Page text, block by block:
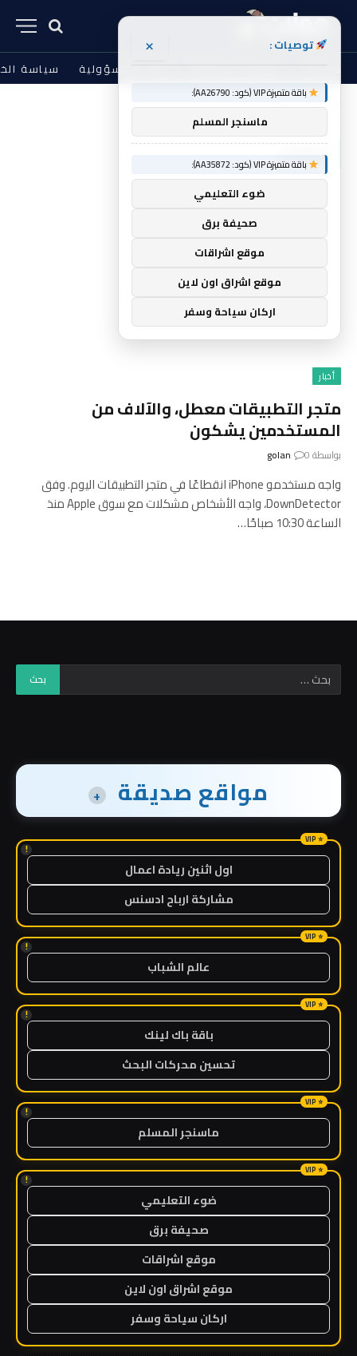
من نحن الشروط والأحكام إخلاء المسؤولية سياسة
الرئيسية » والآلاف
والآلاف
أخبار
متجر التطبيقات معطل، والآلاف من
المستخدمين يشكون
بواسطة golan 0
واجه مستخدمو iPhone انقطاعًا في متجر التطبيقات اليوم. وفق
DownDetector، واجه الأشخاص مشكلات مع سوق Apple منذ
الساعة 10:30 صباحًا…
مواقع صديقة +
!
اول اثنين ريادة اعمال
مشاركة ارباح ادسنس
!
عالم الشباب
!
باقة باك لينك
تحسين محركات البحث
!
ماسنجر المسلم
!
ضوء التعليمي
صحيفة برق
موقع اشراقات
موقع اشراق اون لاين
اركان سياحة وسفر
توصيات : ×
باقة متميزة VIP (كود: AA26790):
ماسنجر المسلم
باقة متميزة VIP (كود: AA35872):
ضوء التعليمي
صحيفة برق
موقع اشراقات
موقع اشراق اون لاين
اركان سياحة وسفر